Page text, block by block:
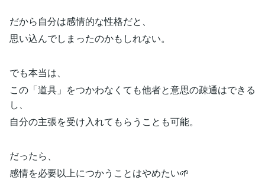
だから自分は感情的な性格だと、
思い込んでしまったのかもしれない。
でも本当は、
この「道具」をつかわなくても他者と意思の疎通はできる
し、
自分の主張を受け入れてもらうことも可能。
だったら、
感情を必要以上につかうことはやめたい🌱